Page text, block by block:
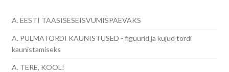
A. EESTI TAASISESEISVUMISPÄEVAKS
A. PULMATORDI KAUNISTUSED - figuurid ja kujud tordi
kaunistamiseks
A. TERE, KOOL!